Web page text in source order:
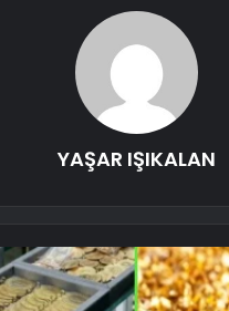
YAŞAR IŞIKALAN